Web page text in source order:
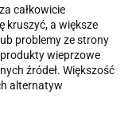
całkowicie
kruszyć, a większe
problemy ze strony
wieprzowe
źródeł. Większość
alternatyw